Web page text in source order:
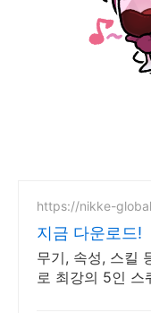
https://nikke-
지금 다운로드!
무기, 속성, 스킬
로 최강의 5인 스